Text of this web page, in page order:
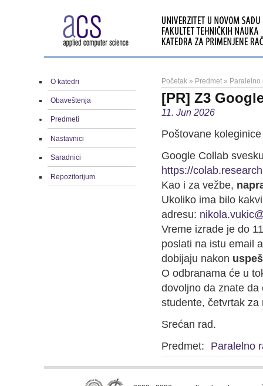
O katedri
Obaveštenja
Predmeti
Nastavnici
Saradnici
Repozitorijum
Početak » Predmet » Paralelno
[PR] Z3
11. Jun 2026
Poštovane
Google Collab
https://
Kao i za vežbe,
Ukoliko ima bilo
adresu:
Vreme izrade je do
poslati na istu email
dobijaju nakon
O odbranama će u
dovoljno da znate
studente, četvrtak
Srećan rad.
Predmet:
Paralelno